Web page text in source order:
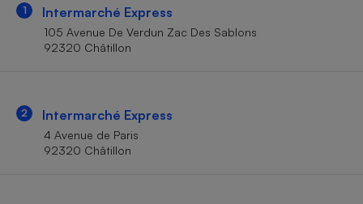
1 Intermarché Express
105 Avenue De Verdun Zac Des Sablons
92320 Châtillon
2 Intermarché Express
4 Avenue de Paris
92320 Châtillon